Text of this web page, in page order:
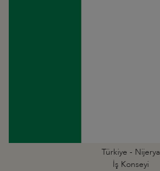
Türkiye - Nijerya
İş Konseyi